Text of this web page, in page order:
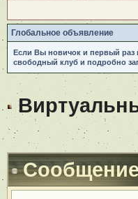
Глобальное объявление
Если Вы новичок и первый раз
свободный клуб и подробно